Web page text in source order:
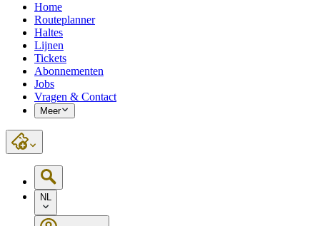
Home
Routeplanner
Haltes
Lijnen
Tickets
Abonnementen
Jobs
Vragen & Contact
Meer
NL